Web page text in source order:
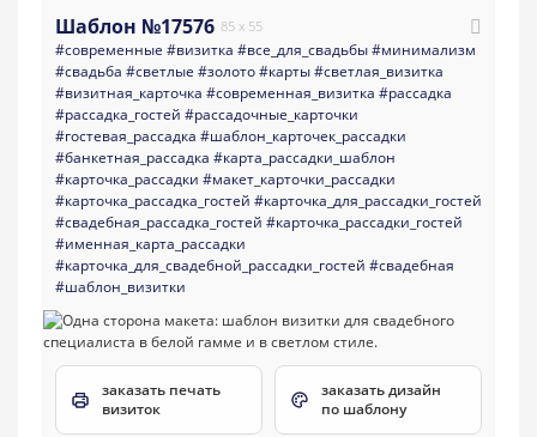
Шаблон №17576 85 x 55
#современные #визитка #все_для_свадьбы#минимализм
#свадьба #светлые #золото#карты#светлая_визитка
#визитная_карточка #современная_визитка #рассадка
#рассадка_гостей #рассадочные_карточки
#гостевая_рассадка #шаблон_карточек_рассадки
#банкетная_рассадка #карта_рассадки_шаблон
#карточка_рассадки #макет_карточки_рассадки
#карточка_рассадка_гостей #карточка_для_рассадки_гостей
#свадебная_рассадка_гостей #карточка_рассадки_гостей
#именная_карта_рассадки
#карточка_для_свадебной_рассадки_гостей #свадебная
#шаблон_визитки
заказать печать
визиток
заказать дизайн
по шаблону